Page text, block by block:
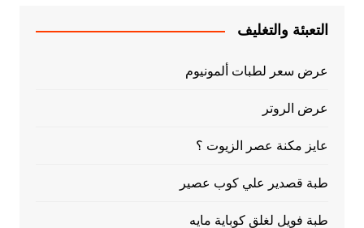
التعبئة والتغليف
عرض سعر لطبات ألمونيوم
عرض الروتر
عايز مكنة عصر الزيوت ؟
طبة قصدير علي كوب عصير
طبة فويل لغلق كوباية مايه